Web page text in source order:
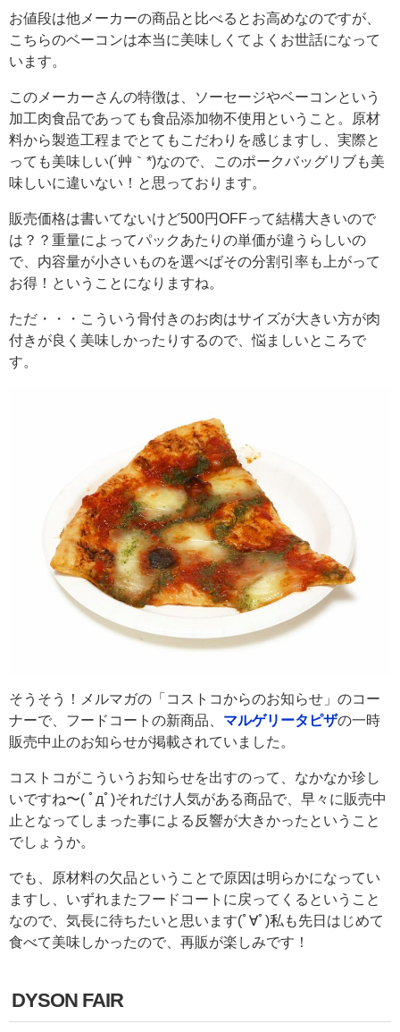
お値段は他メーカーの商品と比べるとお高めなのですが、
こちらのベーコンは本当に美味しくてよくお世話になって
います。
このメーカーさんの特徴は、ソーセージやベーコンという
加工肉食品であっても食品添加物不使用ということ。原材
料から製造工程までとてもこだわりを感じますし、実際と
っても美味しい(´艸｀*)なので、このポークバッグリブも美
味しいに違いない！と思っております。
販売価格は書いてないけど500円OFFって結構大きいので
は？？重量によってパックあたりの単価が違うらしいの
で、内容量が小さいものを選べばその分割引率も上がって
お得！ということになりますね。
ただ・・・こういう骨付きのお肉はサイズが大きい方が肉
付きが良く美味しかったりするので、悩ましいところで
す。
そうそう！メルマガの「コストコからのお知らせ」のコー
ナーで、フードコートの新商品、 マルゲリータピザの一時
販売中止のお知らせが掲載されていました。
コストコがこういうお知らせを出すのって、なかなか珍し
いですね〜( ﾟдﾟ)それだけ人気がある商品で、早々に販売中
止となってしまった事による反響が大きかったということ
でしょうか。
でも、原材料の欠品ということで原因は明らかになってい
ますし、いずれまたフードコートに戻ってくるということ
なので、気長に待ちたいと思います(ﾟ∀ﾟ)私も先日はじめて
食べて美味しかったので、再販が楽しみです！
DYSON FAIR